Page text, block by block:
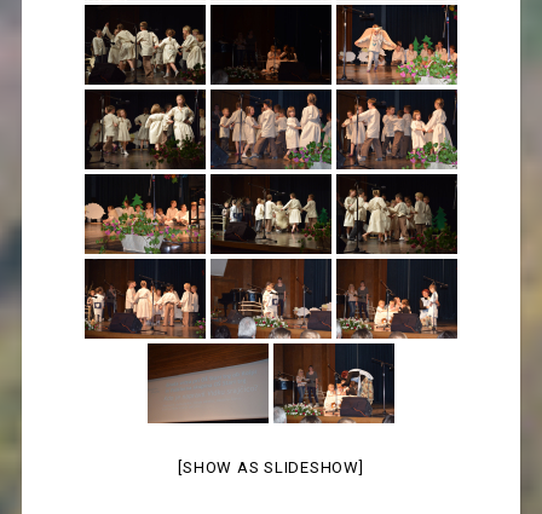
[SHOW AS SLIDESHOW]